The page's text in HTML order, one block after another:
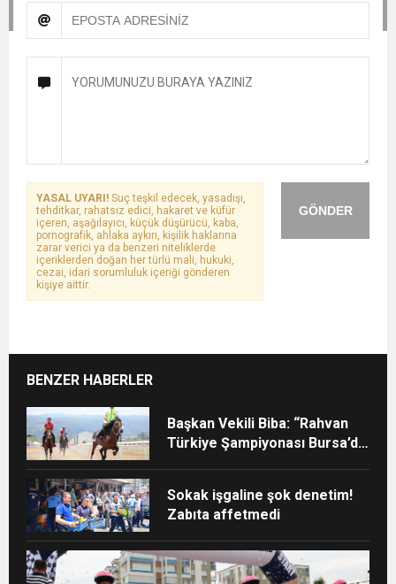
GÖNDER
YASAL UYARI! Suç teşkil edecek, yasadışı,
tehditkar, rahatsız edici, hakaret ve küfür
içeren, aşağılayıcı, küçük düşürücü, kaba,
pornografik, ahlaka aykırı, kişilik haklarına
zarar verici ya da benzeri niteliklerde
içeriklerden doğan her türlü mali, hukuki,
cezai, idari sorumluluk içeriği gönderen
kişiye aittir.
BENZER HABERLER
Başkan Vekili Biba: “Rahvan
Türkiye Şampiyonası Bursa’da
Sokak işgaline şok denetim!
Zabıta affetmedi